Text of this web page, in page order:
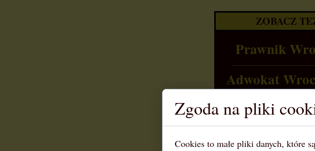
ZOBACZ
Prawnik
Adwokat
Cezary
Zgoda na pliki
Cookies to małe pliki danych, które